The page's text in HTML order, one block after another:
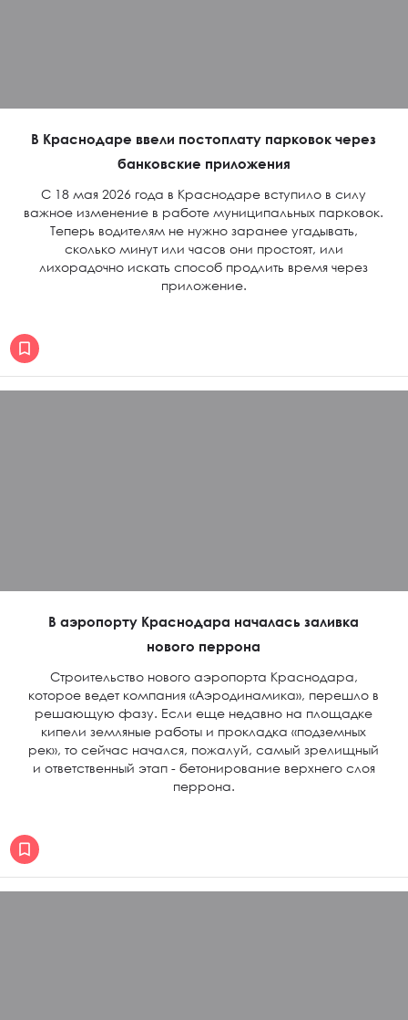
В Краснодаре ввели постоплату парковок через
банковские приложения
С 18 мая 2026 года в Краснодаре вступило в силу
важное изменение в работе муниципальных парковок.
Теперь водителям не нужно заранее угадывать,
сколько минут или часов они простоят, или
лихорадочно искать способ продлить время через
приложение.
В аэропорту Краснодара началась заливка
нового перрона
Строительство нового аэропорта Краснодара,
которое ведет компания «Аэродинамика», перешло в
решающую фазу. Если еще недавно на площадке
кипели земляные работы и прокладка «подземных
рек», то сейчас начался, пожалуй, самый зрелищный
и ответственный этап - бетонирование верхнего слоя
перрона.